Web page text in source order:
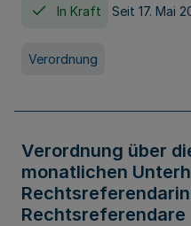
In Kraft Seit 17. Mai
Verordnung
Verordnung über
monatlichen
Rechtsreferendare